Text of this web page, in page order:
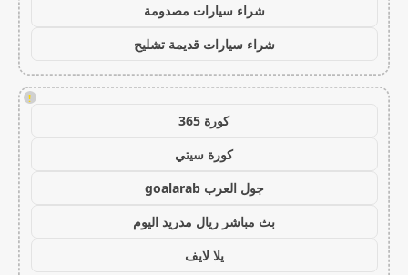
شراء سيارات مصدومة
شراء سيارات قديمة تشليح
!
كورة 365
كورة سيتي
جول العرب goalarab
بث مباشر ريال مدريد اليوم
يلا لايف